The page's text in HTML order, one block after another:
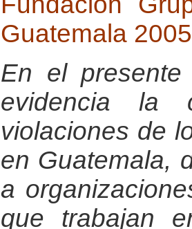
Guatemala 2005
En el
evidencia la
violaciones de
en Guatemala,
a
que trabajan